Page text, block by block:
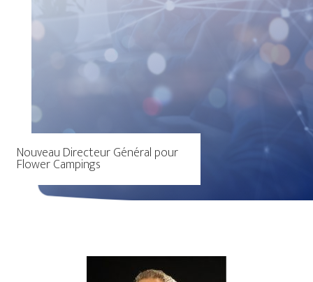
Nouveau Directeur Général pour
Flower Campings